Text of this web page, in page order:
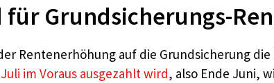
für Grundsicherungs-
Rentenerhöhung auf die Grundsicherung
im Voraus ausgezahlt wird, also Ende Juni,